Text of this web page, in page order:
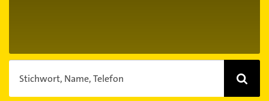
Stichwort, Name, Telefon